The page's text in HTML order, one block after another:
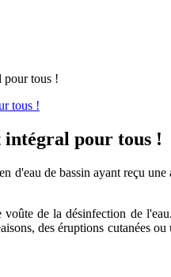
pour tous !
pour tous !
d'eau de bassin ayant reçu
de la désinfection de
des éruptions cutanées